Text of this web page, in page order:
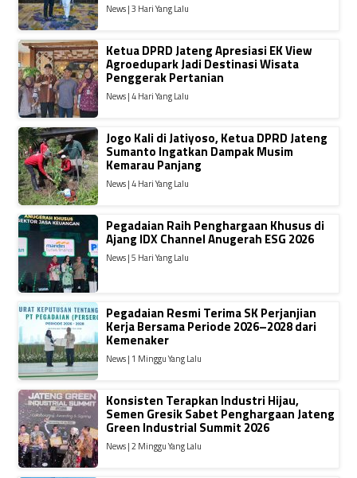
News | 3 Hari Yang Lalu
Ketua DPRD Jateng Apresiasi EK View
Agroedupark Jadi Destinasi Wisata
Penggerak Pertanian
News | 4 Hari Yang Lalu
Jogo Kali di Jatiyoso, Ketua DPRD Jateng
Sumanto Ingatkan Dampak Musim
Kemarau Panjang
News | 4 Hari Yang Lalu
Pegadaian Raih Penghargaan Khusus di
Ajang IDX Channel Anugerah ESG 2026
News | 5 Hari Yang Lalu
Pegadaian Resmi Terima SK Perjanjian
Kerja Bersama Periode 2026–2028 dari
Kemenaker
News | 1 Minggu Yang Lalu
Konsisten Terapkan Industri Hijau,
Semen Gresik Sabet Penghargaan Jateng
Green Industrial Summit 2026
News | 2 Minggu Yang Lalu